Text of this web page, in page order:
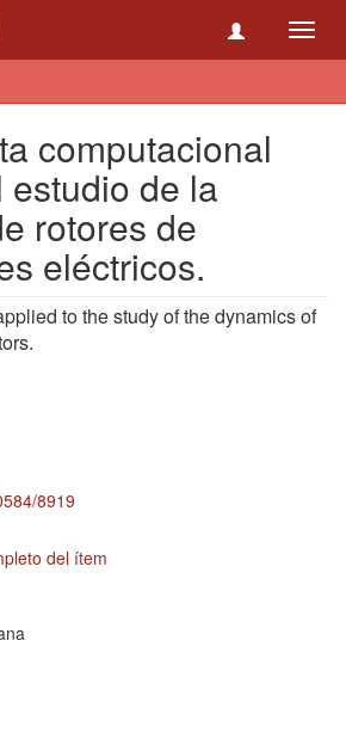
computacional
de la
rotores de
eléctricos.
to the study of the dynamics of
8919
del ítem